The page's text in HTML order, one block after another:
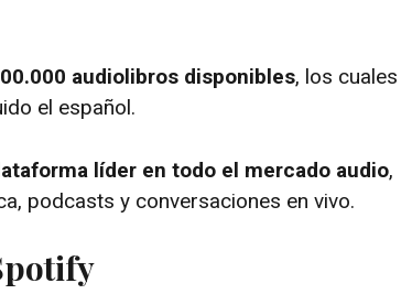
audiolibros disponibles, los cuales
el español.
líder en todo el mercado audio,
podcasts y conversaciones en vivo.